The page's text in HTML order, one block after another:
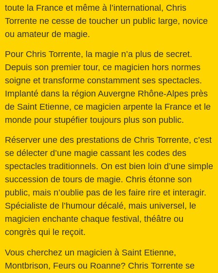
toute la France et même à l’international, Chris
Torrente ne cesse de toucher un public large, novice
ou amateur de magie.
Pour Chris Torrente, la magie n’a plus de secret.
Depuis son premier tour, ce magicien hors normes
soigne et transforme constamment ses spectacles.
Implanté dans la région Auvergne Rhône-Alpes près
de Saint Etienne, ce magicien arpente la France et le
monde pour stupéfier toujours plus son public.
Réserver une des prestations de Chris Torrente, c’est
se délecter d’une magie cassant les codes des
spectacles traditionnels. On est bien loin d’une simple
succession de tours de magie. Chris étonne son
public, mais n’oublie pas de les faire rire et interagir.
Spécialiste de l’humour décalé, mais universel, le
magicien enchante chaque festival, théâtre ou
congrès qui le reçoit.
Vous cherchez un magicien à Saint Etienne,
Montbrison, Feurs ou Roanne? Chris Torrente se